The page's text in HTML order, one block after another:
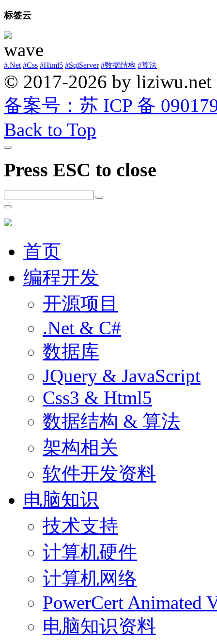
标签云
#.Net #Css #Html5 #SqlServer #数据结构 #算法
© 2017-2026 by liziwu.net
备案号：苏 ICP 备
Back to Top
Press ESC to close
首页
编程开发
开源项目
.Net & C#
数据库
JQuery & JavaScript
Css3 & Html5
数据结构 & 算法
架构相关
软件开发资料
电脑知识
技术支持
计算机硬件
计算机网络
PowerCert Animated
电脑知识资料